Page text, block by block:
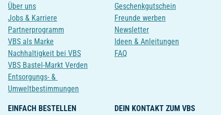
Über uns
Jobs & Karriere
Partnerprogramm
VBS als Marke
Nachhaltigkeit bei VBS
VBS Bastel-Markt Verden
Entsorgungs- &
Umweltbestimmungen
Geschenkgutschein
Freunde werben
Newsletter
Ideen & Anleitungen
FAQ
EINFACH BESTELLEN
DEIN KONTAKT ZUM VBS